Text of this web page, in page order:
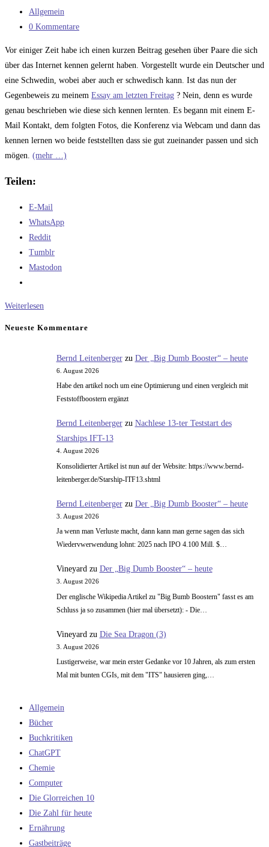
veröffentlicht:
Beitrags-
Kategorie:
Allgemein
Beitrags-
0 Kommentare
Vor einiger Zeit habe ich einen kurzen Beitrag gesehen über Paare die sich
über das Internet kennen gelernt haben. Vorgestellt wurde ein Deutscher und
eine Schwedin, wobei aber auch er schwedisch kann. Ist das nun der
Gegenbeweis zu meinem Essay am letzten Freitag ? Nein, denn es wurde
genau beschrieben wie diese sich kennen lernten. Es begann mit einem E-
Mail Kontakt, dem folgten Fotos, die Konferenz via Webcam und dann das
kennen lernen wo beide feststellten dass sie gut zueinander passen und sich
mögen. (mehr …)
Teilen:
E-Mail
WhatsApp
Reddit
Tumblr
Mastodon
Weiterlesen
Neueste Kommentare
Bernd Leitenbergerzu Der „Big Dumb Booster“ – heute
6. August 2026
Habe den artikel noch um eine Optimierung und einen vergleich mit
Feststoffboostern ergänzt
Bernd Leitenbergerzu Nachlese 13-ter Teststart des
Starships IFT-13
4. August 2026
Konsolidierter Artikel ist nun auf der Website: https://www.bernd-
leitenberger.de/Starship-ITF13.shtml
Bernd Leitenbergerzu Der „Big Dumb Booster“ – heute
3. August 2026
Ja wenn man Verluste macht, dann kann man gerne sagen das sich
Wiedervwerwendung lohnt: 2025 nach IPO 4.100 Mill. $…
Vineyardzu Der „Big Dumb Booster“ – heute
3. August 2026
Der englische Wikipedia Artikel zu "Big Bumb Boostern" fasst es am
Schluss ja so zusammen (hier mal übersetzt): - Die…
Vineyard zu Die Sea Dragon (3)
3. August 2026
Lustigerweise, war mein erster Gedanke vor 10 Jahren, als zum ersten
Mal mit bunten CGIs, mit dem "ITS" hausieren ging,…
Allgemein
Bücher
Buchkritiken
ChatGPT
Chemie
Computer
Die Glorreichen 10
Die Zahl für heute
Ernährung
Gastbeiträge